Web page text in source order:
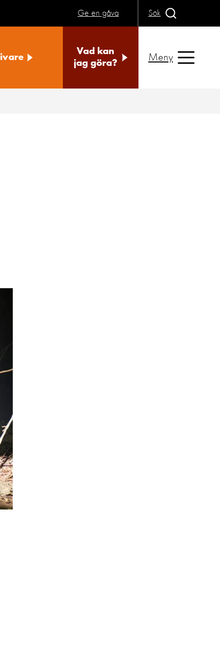
Ge en gåva Sök
Vad kan
jag göra?
Meny